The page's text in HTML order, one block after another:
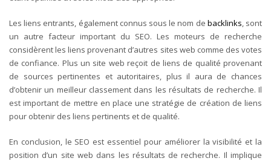
Les liens entrants, également connus sous le nom de backlinks, sont
un autre facteur important du SEO. Les moteurs de recherche
considèrent les liens provenant d’autres sites web comme des votes
de confiance. Plus un site web reçoit de liens de qualité provenant
de sources pertinentes et autoritaires, plus il aura de chances
d’obtenir un meilleur classement dans les résultats de recherche. Il
est important de mettre en place une stratégie de création de liens
pour obtenir des liens pertinents et de qualité.
En conclusion, le SEO est essentiel pour améliorer la visibilité et la
position d’un site web dans les résultats de recherche. Il implique